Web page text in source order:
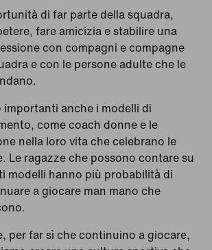
di far parte della squadra,
fare amicizia e stabilire una
con compagni e compagne
e con le persone adulte che le
importanti anche i modelli di
come coach donne e le
nella loro vita che celebrano le
Le ragazze che possono contare su
modelli hanno più probabilità di
a giocare man mano che
per far sì che continuino a giocare,